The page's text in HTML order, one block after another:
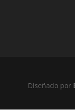
Diseñado por